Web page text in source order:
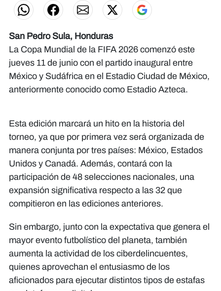
San Pedro Sula, Honduras
La Copa Mundial de la FIFA 2026 comenzó este
jueves 11 de junio con el partido inaugural entre
México y Sudáfrica en el Estadio Ciudad de México,
anteriormente conocido como Estadio Azteca.
Esta edición marcará un hito en la historia del
torneo, ya que por primera vez será organizada de
manera conjunta por tres países: México, Estados
Unidos y Canadá. Además, contará con la
participación de 48 selecciones nacionales, una
expansión significativa respecto a las 32 que
compitieron en las ediciones anteriores.
Sin embargo, junto con la expectativa que genera el
mayor evento futbolístico del planeta, también
aumenta la actividad de los ciberdelincuentes,
quienes aprovechan el entusiasmo de los
aficionados para ejecutar distintos tipos de estafas